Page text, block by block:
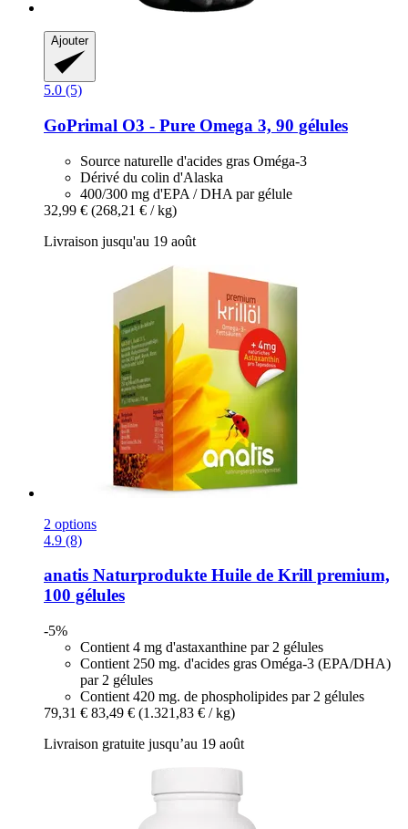
Ajouter
5.0 (5)
GoPrimal O3 -​ Pure Omega 3, 90 gélules
Source naturelle d'acides gras Oméga-3
Dérivé du colin d'Alaska
400/300 mg d'EPA / DHA par gélule
32,99 € (268,21 € / kg)
Livraison jusqu'au 19 août
2 options
4.9 (8)
anatis Naturprodukte Huile de Krill premium,
100 gélules
-5%
Contient 4 mg d'astaxanthine par 2 gélules
Contient 250 mg. d'acides gras Oméga-3 (EPA/DHA)
par 2 gélules
Contient 420 mg. de phospholipides par 2 gélules
79,31 € 83,49 € (1.321,83 € / kg)
Livraison gratuite jusqu’au 19 août